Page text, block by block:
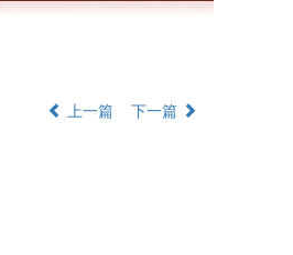
上一篇 下一篇